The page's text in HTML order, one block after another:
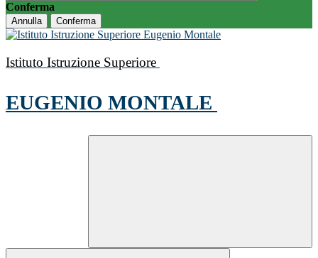
Conferma
Annulla Conferma
Istituto Istruzione Superiore
EUGENIO MONTALE